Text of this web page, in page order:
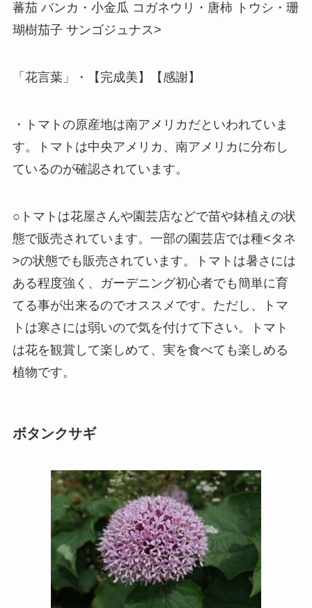
蕃茄 バンカ・小金瓜 コガネウリ・唐柿 トウシ・珊
瑚樹茄子 サンゴジュナス>
「花言葉」・【完成美】【感謝】
・トマトの原産地は南アメリカだといわれていま
す。トマトは中央アメリカ、南アメリカに分布し
ているのが確認されています。
○トマトは花屋さんや園芸店などで苗や鉢植えの状
態で販売されています。一部の園芸店では種<タネ
>の状態でも販売されています。トマトは暑さには
ある程度強く、ガーデニング初心者でも簡単に育
てる事が出来るのでオススメです。ただし、トマ
トは寒さには弱いので気を付けて下さい。トマト
は花を観賞して楽しめて、実を食べても楽しめる
植物です。
ボタンクサギ